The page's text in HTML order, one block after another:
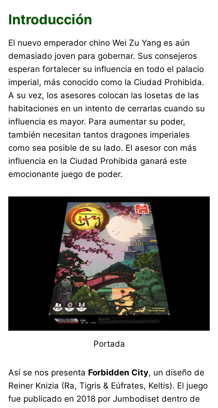
Introducción
El nuevo emperador chino Wei Zu Yang es aún
demasiado joven para gobernar. Sus consejeros
esperan fortalecer su influencia en todo el palacio
imperial, más conocido como la Ciudad Prohibida.
A su vez, los asesores colocan las losetas de las
habitaciones en un intento de cerrarlas cuando su
influencia es mayor. Para aumentar su poder,
también necesitan tantos dragones imperiales
como sea posible de su lado. El asesor con más
influencia en la Ciudad Prohibida ganará este
emocionante juego de poder.
Portada
Así se nos presenta Forbidden City, un diseño de
Reiner Knizia (Ra, Tigris & Eúfrates, Keltis). El juego
fue publicado en 2018 por Jumbodiset dentro de